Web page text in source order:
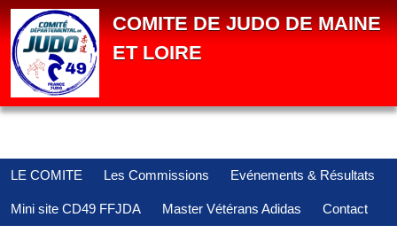
COMITE DE JUDO DE MAINE
ET LOIRE
LE COMITE Les Commissions Evénements & Résultats
Mini site CD49 FFJDA Master Vétérans Adidas Contact
Panneau de gestion des cookies